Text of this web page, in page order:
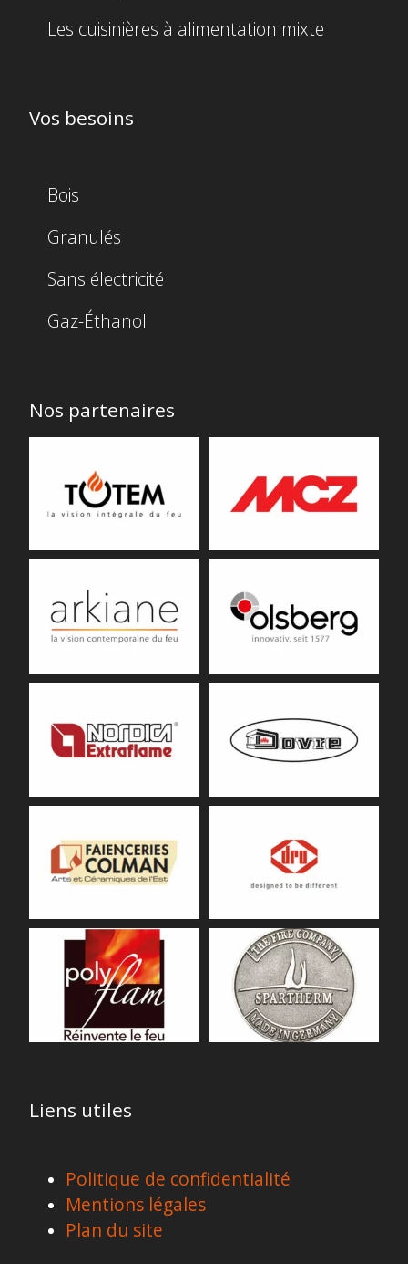
Les cuisinières à alimentation mixte
Vos besoins
Bois
Granulés
Sans électricité
Gaz-Éthanol
Nos partenaires
Liens utiles
Politique de confidentialité
Mentions légales
Plan du site